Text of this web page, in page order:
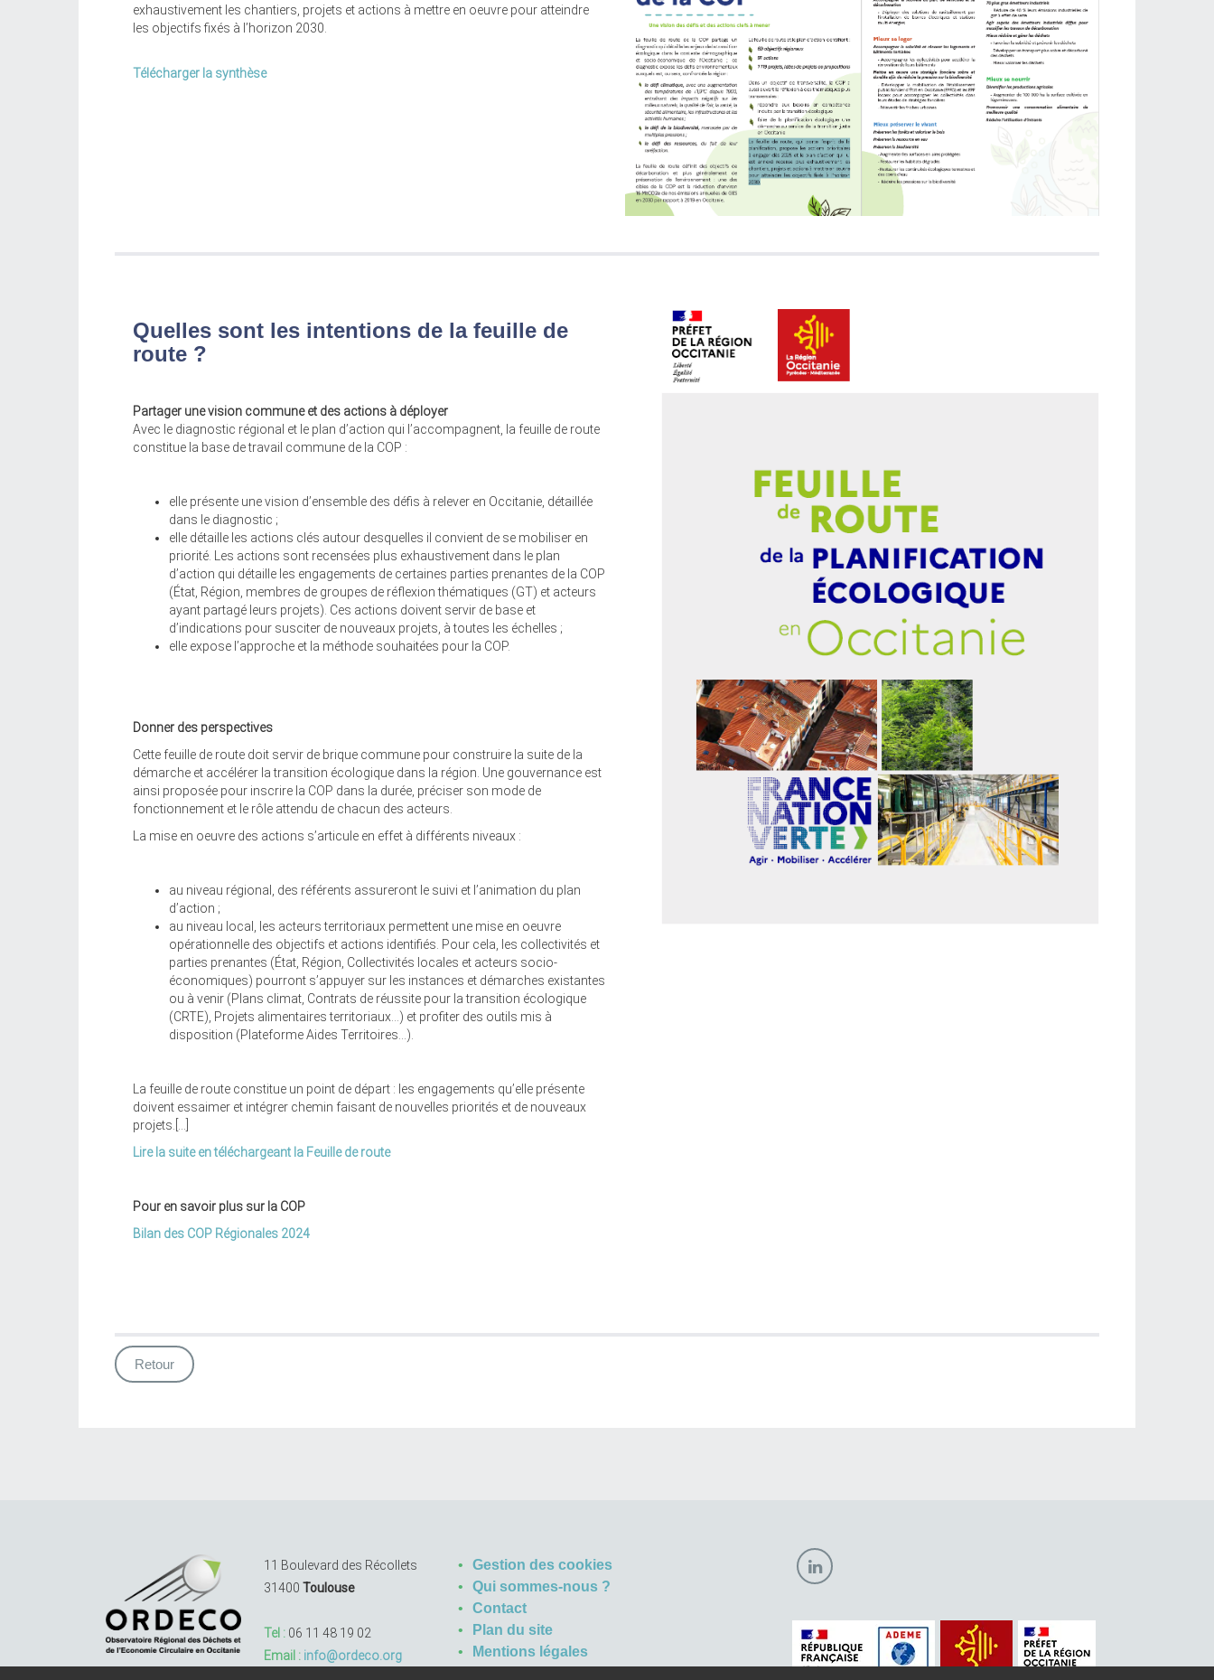
exhaustivement les chantiers, projets et actions à mettre en oeuvre pour atteindre
les objectifs fixés à l’horizon 2030.
Télécharger la synthèse
Quelles sont les intentions de la feuille de
route ?
Partager une vision commune et des actions à déployer
Avec le diagnostic régional et le plan d’action qui l’accompagnent, la feuille de route
constitue la base de travail commune de la COP :
elle présente une vision d’ensemble des défis à relever en Occitanie, détaillée
dans le diagnostic ;
elle détaille les actions clés autour desquelles il convient de se mobiliser en
priorité. Les actions sont recensées plus exhaustivement dans le plan
d’action qui détaille les engagements de certaines parties prenantes de la COP
(État, Région, membres de groupes de réflexion thématiques (GT) et acteurs
ayant partagé leurs projets). Ces actions doivent servir de base et
d’indications pour susciter de nouveaux projets, à toutes les échelles ;
elle expose l’approche et la méthode souhaitées pour la COP.
Donner des perspectives
Cette feuille de route doit servir de brique commune pour construire la suite de la
démarche et accélérer la transition écologique dans la région. Une gouvernance est
ainsi proposée pour inscrire la COP dans la durée, préciser son mode de
fonctionnement et le rôle attendu de chacun des acteurs.
La mise en oeuvre des actions s’articule en effet à différents niveaux :
au niveau régional, des référents assureront le suivi et l’animation du plan
d’action ;
au niveau local, les acteurs territoriaux permettent une mise en oeuvre
opérationnelle des objectifs et actions identifiés. Pour cela, les collectivités et
parties prenantes (État, Région, Collectivités locales et acteurs socio-
économiques) pourront s’appuyer sur les instances et démarches existantes
ou à venir (Plans climat, Contrats de réussite pour la transition écologique
(CRTE), Projets alimentaires territoriaux…) et profiter des outils mis à
disposition (Plateforme Aides Territoires…).
La feuille de route constitue un point de départ : les engagements qu’elle présente
doivent essaimer et intégrer chemin faisant de nouvelles priorités et de nouveaux
projets.[...]
Lire la suite en téléchargeant la Feuille de route
Pour en savoir plus sur la COP
Bilan des COP Régionales 2024
Retour
11 Boulevard des Récollets
31400 Toulouse
Tel : 06 11 48 19 02
Email : info@ordeco.org
Gestion des cookies
Qui sommes-nous ?
Contact
Plan du site
Mentions légales